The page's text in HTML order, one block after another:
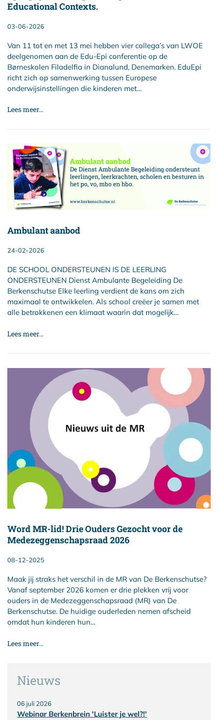
Educational Contexts.
03-06-2026
Van 11 tot en met 13 mei hebben vier collega’s van LWOE
deelgenomen aan de Edu-Epi conferentie op de
Børneskolen Filadelfia in Dianalund, Denemarken. EduEpi
richt zich op samenwerking tussen Europese
onderwijsinstellingen die kinderen met…
Lees meer...
Ambulant aanbod
24-02-2026
DE SCHOOL ONDERSTEUNEN IS DE LEERLING
ONDERSTEUNEN Dienst Ambulante Begeleiding De
Berkenschutse Elke leerling verdient de kans om zich
maximaal te ontwikkelen. Als school creëer je samen met
alle betrokkenen een klimaat waarin dat mogelijk…
Lees meer...
Word MR-lid! Drie Ouders Gezocht voor de
Medezeggenschapsraad 2026
08-12-2025
Maak jij straks het verschil in de MR van De Berkenschutse?
Vanaf september 2026 komen er drie plekken vrij voor
ouders in de Medezeggenschapsraad (MR) van De
Berkenschutse. De huidige ouderleden nemen afscheid
omdat hun kinderen hun…
Lees meer...
Nieuws
06 juli 2026
Webinar Berkenbrein 'Luister je wel?!'